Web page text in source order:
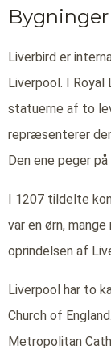
Bygninger
Liverbird er
Liverpool. I Royal
statuerne af to
repræsenterer
Den ene peger
I 1207 tildelte
var en ørn,
oprindelsen af
Liverpool har to
Church of
Metropolitan